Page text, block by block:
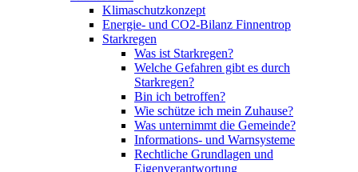
Klimaschutzkonzept
Energie- und CO2-Bilanz Finnentrop
Starkregen
Was ist Starkregen?
Welche Gefahren gibt es durch
Starkregen?
Bin ich betroffen?
Wie schütze ich mein Zuhause?
Was unternimmt die Gemeinde?
Informations- und Warnsysteme
Rechtliche Grundlagen und
Eigenverantwortung